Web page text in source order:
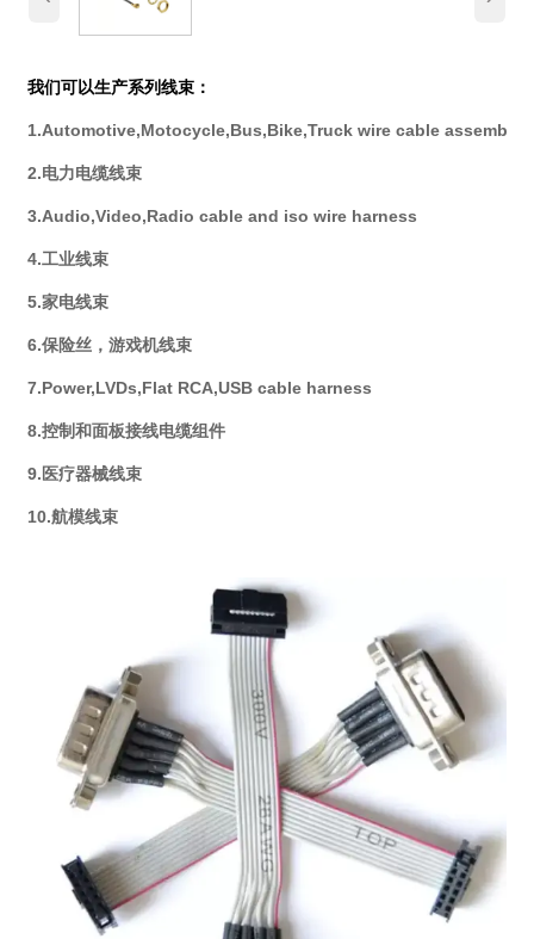
我们可以生产系列线束：
1.Automotive,Motocycle,Bus,Bike,Truck wire cable assembly
2.电力电缆线束
3.Audio,Video,Radio cable and iso wire harness
4.工业线束
5.家电线束
6.保险丝，游戏机线束
7.Power,LVDs,Flat RCA,USB cable harness
8.控制和面板接线电缆组件
9.医疗器械线束
10.航模线束